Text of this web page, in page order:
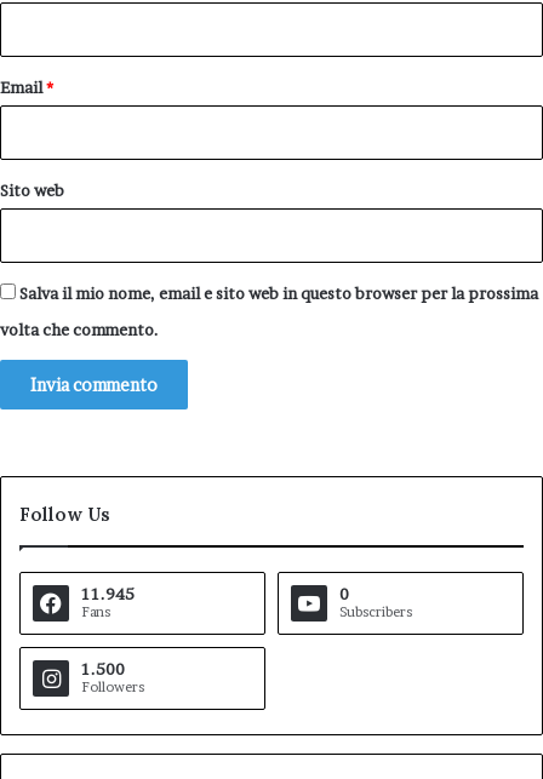
Email*
Sito web
Salva il mio nome, email e sito web in questo browser per la prossima
volta che commento.
Follow Us
11.945
Fans
0
Subscribers
1.500
Followers